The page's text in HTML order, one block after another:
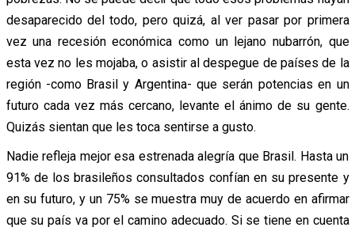
desaparecido del todo, pero quizá, al ver pasar por primera
vez una recesión económica como un lejano nubarrón, que
esta vez no les mojaba, o asistir al despegue de países de la
región -como Brasil y Argentina- que serán potencias en un
futuro cada vez más cercano, levante el ánimo de su gente.
Quizás sientan que les toca sentirse a gusto.
Nadie refleja mejor esa estrenada alegría que Brasil. Hasta un
91% de los brasileños consultados confían en su presente y
en su futuro, y un 75% se muestra muy de acuerdo en afirmar
que su país va por el camino adecuado. Si se tiene en cuenta